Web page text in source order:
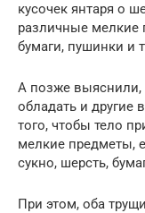
кусочек янтаря о
различные мелкие
бумаги, пушинки и
А позже выяснили,
обладать и другие
того, чтобы тело
мелкие предметы,
сукно, шерсть,
При этом, оба